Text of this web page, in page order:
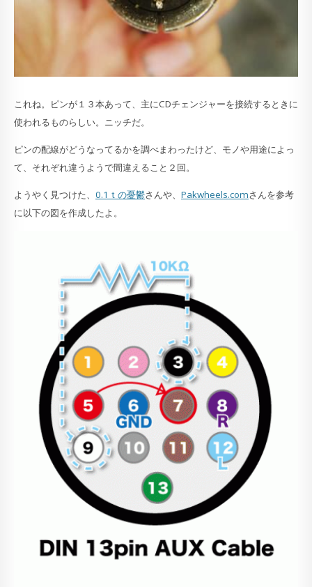
これね。ピンが１３本あって、主にCDチェンジャーを接続するときに
使われるものらしい。ニッチだ。
ピンの配線がどうなってるかを調べまわったけど、モノや用途によっ
て、それぞれ違うようで間違えること２回。
ようやく見つけた、 0.1ｔの憂鬱さんや、 Pakwheels.comさんを参考
に以下の図を作成したよ。